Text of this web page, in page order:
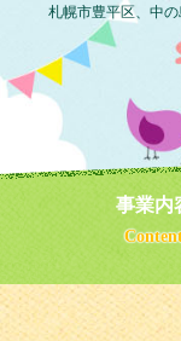
札幌市豊平区、中
事業内